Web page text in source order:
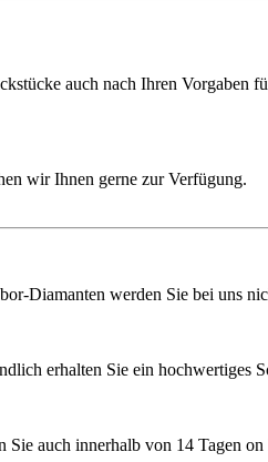
auch nach Ihren Vorgaben
wir Ihnen gerne zur Verfügung.
Diamanten werden Sie bei uns
erhalten Sie ein hochwertiges
auch innerhalb von 14 Tagen